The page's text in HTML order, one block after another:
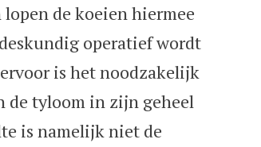
de koeien hiermee
operatief wordt
is het noodzakelijk
de tyloom in zijn geheel
is namelijk niet de